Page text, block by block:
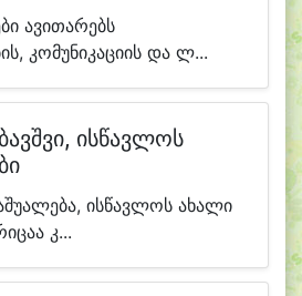
ავითარებს
კომუნიკაციის და ლ...
ისწავლოს
ისწავლოს ახალი
კ...